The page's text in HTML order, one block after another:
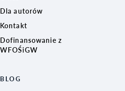
Dla autorów
Kontakt
Dofinansowanie z
WFOŚiGW
BLOG